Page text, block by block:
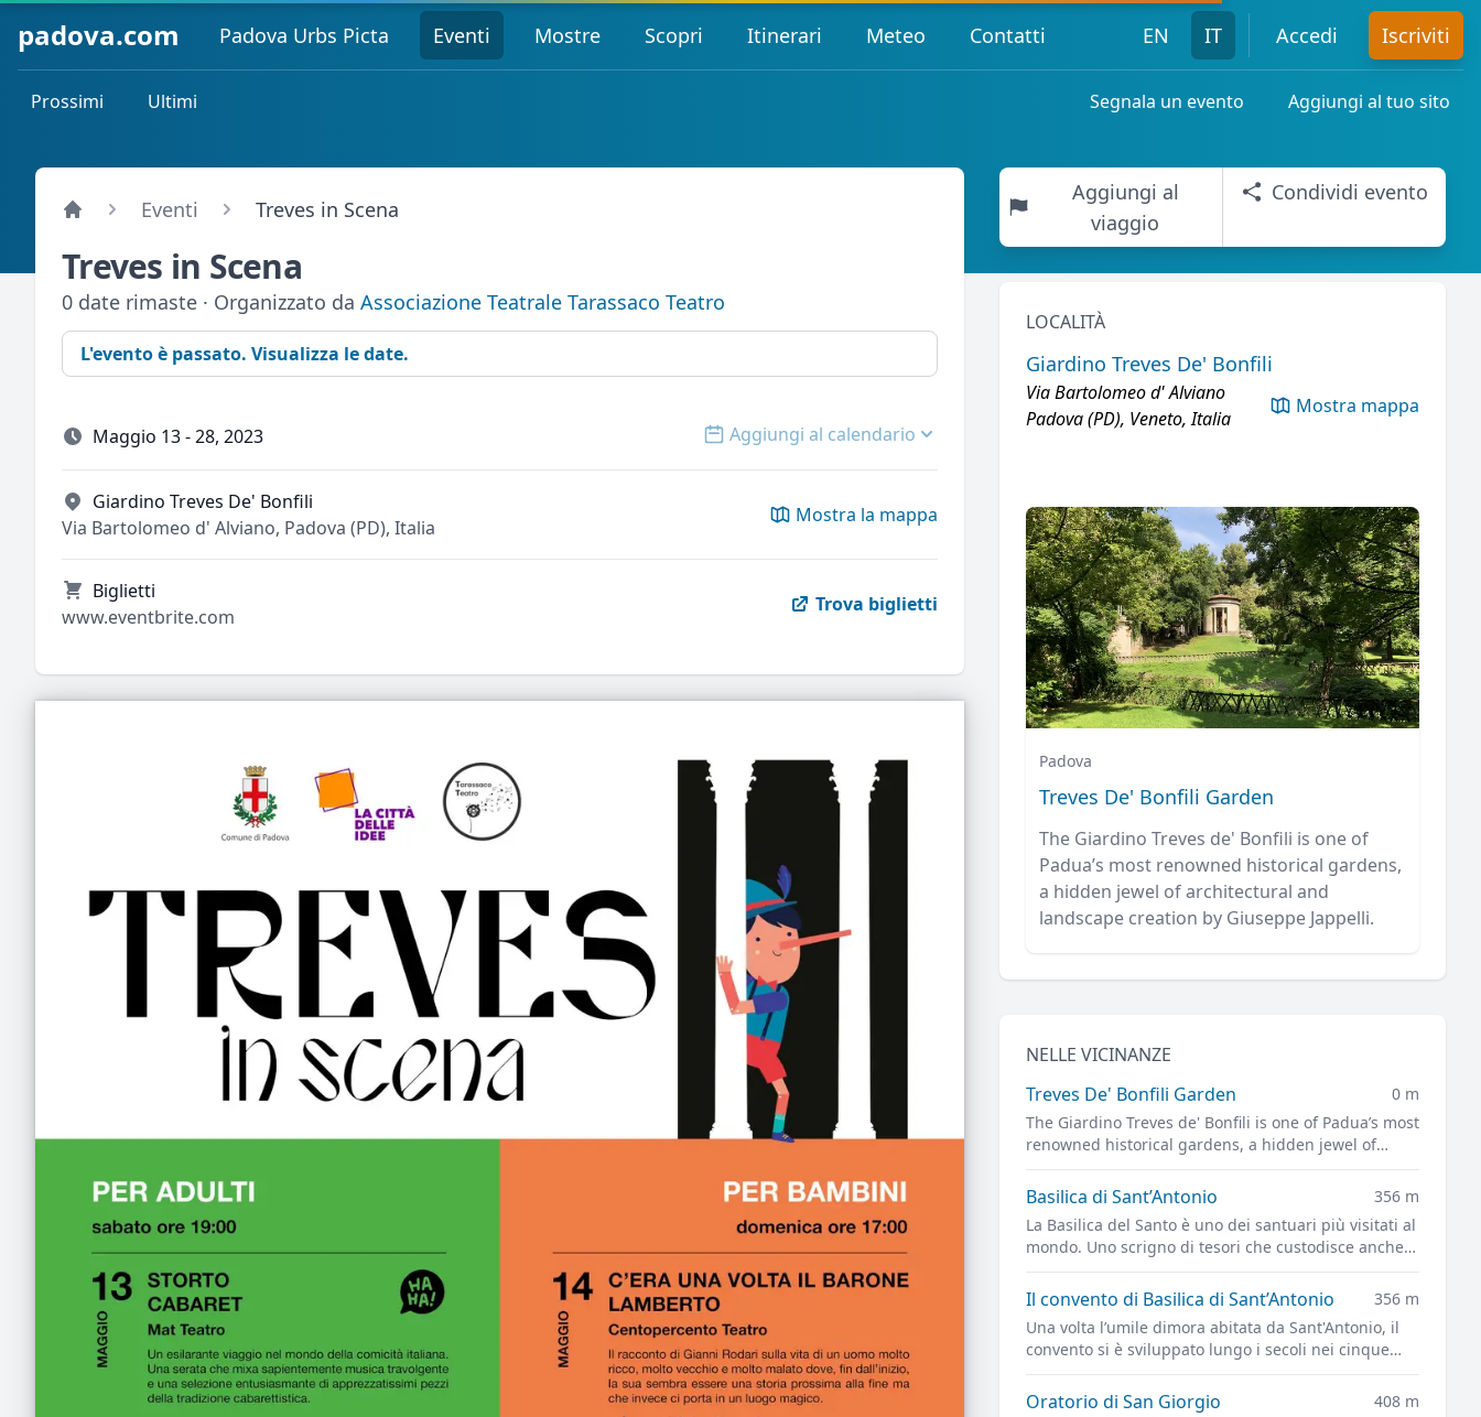
padova.com Padova Urbs Picta Eventi Mostre Scopri Itinerari Meteo Contatti EN IT Accedi Iscriviti
Prossimi Ultimi Segnala un evento Aggiungi al tuo sito
Eventi Treves in Scena
Treves in Scena
0 date rimaste · Organizzato da Associazione Teatrale Tarassaco Teatro
L'evento è passato. Visualizza le date.
Maggio 13 - 28, 2023 Open options
Aggiungi al calendario
Giardino Treves De' Bonfili
Via Bartolomeo d' Alviano, Padova (PD), Italia
Mostra la mappa
Biglietti
www.eventbrite.com
Trova biglietti
Aggiungi al
viaggio
Condividi evento
LOCALITÀ
Giardino Treves De' Bonfili
Via Bartolomeo d' Alviano
Padova (PD), Veneto, Italia
Mostra mappa
Padova
Treves De' Bonfili Garden
The Giardino Treves de' Bonfili is one of
Padua’s most renowned historical gardens,
a hidden jewel of architectural and
landscape creation by Giuseppe Jappelli.
NELLE VICINANZE
Treves De' Bonfili Garden
0 m
The Giardino Treves de' Bonfili is one of Padua’s most
renowned historical gardens, a hidden jewel of
architectural and landscape creation by Giuseppe
Jappelli.
Basilica di Sant’Antonio
356 m
La Basilica del Santo è uno dei santuari più visitati al
mondo. Uno scrigno di tesori che custodisce anche
le spoglie di Sant'Antonio di Padova, il Santo per
antonomasia.
Il convento di Basilica di Sant’Antonio
356 m
Una volta l’umile dimora abitata da Sant'Antonio, il
convento si è sviluppato lungo i secoli nei cinque
splendidi chiostri posti sul lato meridionale della
Basilica
Oratorio di San Giorgio
408 m